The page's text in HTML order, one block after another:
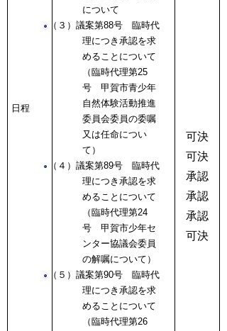
日程
について
（３）議案第88号 臨時代
理につき承認を求
めることについて
（臨時代理第25
号 甲賀市青少年
自然体験活動推進
委員会委員の委嘱
又は任命につい
て）
（４）議案第89号 臨時代
理につき承認を求
めることについて
（臨時代理第24
号 甲賀市少年セ
ンター協議会委員
の解嘱について）
（５）議案第90号 臨時代
理につき承認を求
めることについて
（臨時代理第26
可決
可決
承認
承認
承認
可決